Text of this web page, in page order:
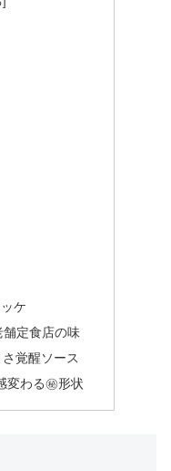
ケ
定食店の味
覚醒ソース
変わる㊙形状